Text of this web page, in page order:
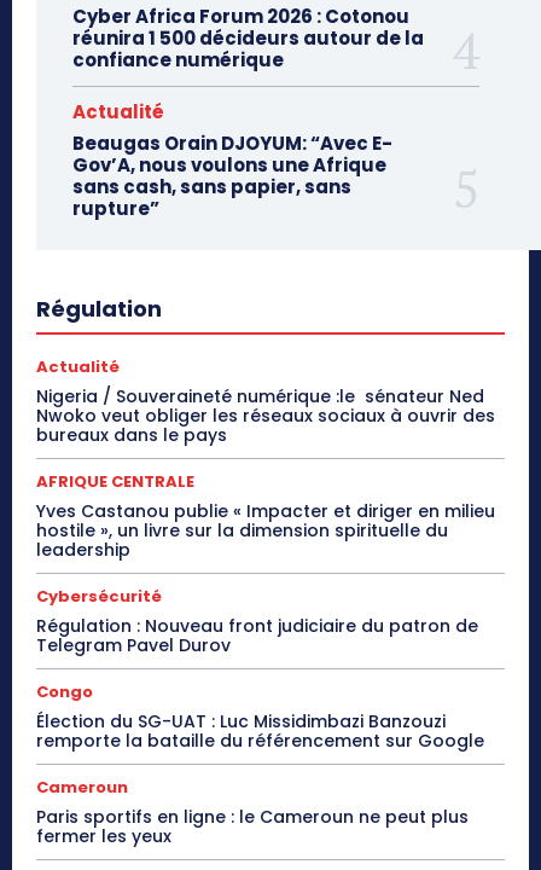
Cyber Africa Forum 2026 : Cotonou
réunira 1 500 décideurs autour de la
confiance numérique
Actualité
Beaugas Orain DJOYUM: “Avec E-
Gov’A, nous voulons une Afrique
sans cash, sans papier, sans
rupture”
Régulation
Actualité
Nigeria / Souveraineté numérique :le sénateur Ned
Nwoko veut obliger les réseaux sociaux à ouvrir des
bureaux dans le pays
AFRIQUE CENTRALE
Yves Castanou publie « Impacter et diriger en milieu
hostile », un livre sur la dimension spirituelle du
leadership
Cybersécurité
Régulation : Nouveau front judiciaire du patron de
Telegram Pavel Durov
Congo
Élection du SG-UAT : Luc Missidimbazi Banzouzi
remporte la bataille du référencement sur Google
Cameroun
Paris sportifs en ligne : le Cameroun ne peut plus
fermer les yeux